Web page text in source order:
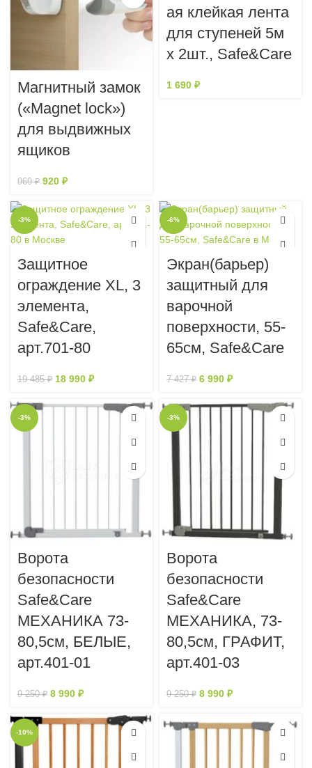
Магнитный замок
(«Magnet lock»)
для выдвижных
ящиков
969₽ 920 ₽
ая клейкая лента
для ступеней 5м
х 2шт., Safe&Care
1 690 ₽
-3%
Защитное
ограждение XL, 3
элемента,
Safe&Care,
арт.701-80
19 485₽ 18 990 ₽
-6%
Экран(барьер)
защитный для
варочной
поверхности, 55-
65см, Safe&Care
7 427₽ 6 990 ₽
-3%
Ворота
безопасности
Safe&Care
МЕХАНИКА 73-
80,5см, БЕЛЫЕ,
арт.401-01
9 250₽ 8 990 ₽
-3%
Ворота
безопасности
Safe&Care
МЕХАНИКА, 73-
80,5см, ГРАФИТ,
арт.401-03
9 250₽ 8 990 ₽
-10%